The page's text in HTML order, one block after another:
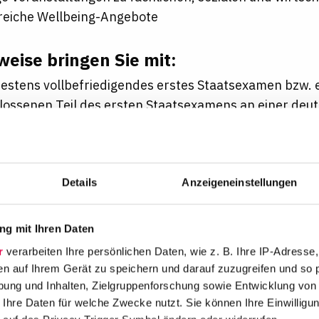
Details Anzeigeneinstellungen
mit Ihren Daten
verarbeiten Ihre persönlichen Daten, wie z. B. Ihre IP-
auf Ihrem Gerät zu speichern und darauf zuzugreifen und so
und Inhalten, Zielgruppenforschung sowie Entwicklung
Daten für welche Zwecke nutzt. Sie können Ihre
Wellbeing-Angebote
bringen Sie mit:
vollbefriedigendes erstes Staatsexamen bzw.
Teil des ersten Staatsexamens an einer
Mitarbeit kann gerne auch
ausgeübt werden
alle Bewerbungen – unabhängig von
sozialer Herkunft, Religion/Weltanschauung,
Orientierung/Identität.
an dieser Stelle haben, dann schicken Sie